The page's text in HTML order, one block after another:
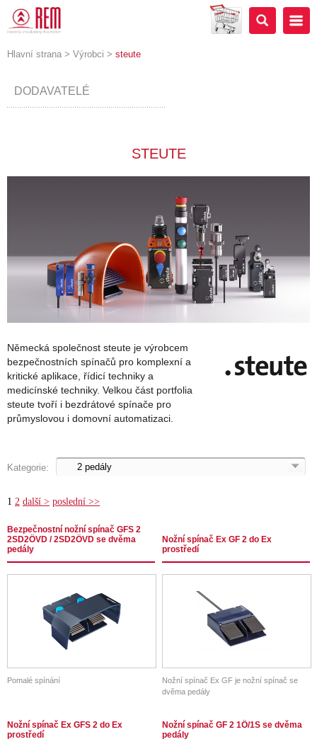
Hlavní strana > Výrobci > steute
DODAVATELÉ
STEUTE
Německá společnost steute je výrobcem
bezpečnostních spínačů pro komplexní a
kritické aplikace, řídicí techniky a
medicínské techniky. Velkou část portfolia
steute tvoří i bezdrátové spínače pro
průmyslovou i domovní automatizaci.
Kategorie:
1 2 další > poslední >>
Bezpečnostní nožní spínač GFS 2
2SD2ÖVD / 2SD2ÖVD se dvěma
pedály
Pomalé spínání
Nožní spínač Ex GF 2 do Ex
prostředí
Nožní spínač Ex GF je nožní spínač se
dvěma pedály
Nožní spínač Ex GFS 2 do Ex
prostředí
Nožní spínač GF 2 1Ö/1S se dvěma
pedály